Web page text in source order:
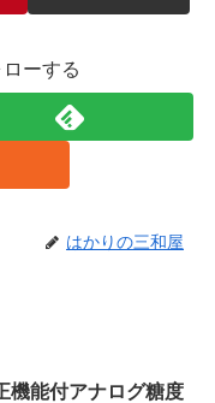
ーする
はかりの三和屋
機能付アナログ糖度